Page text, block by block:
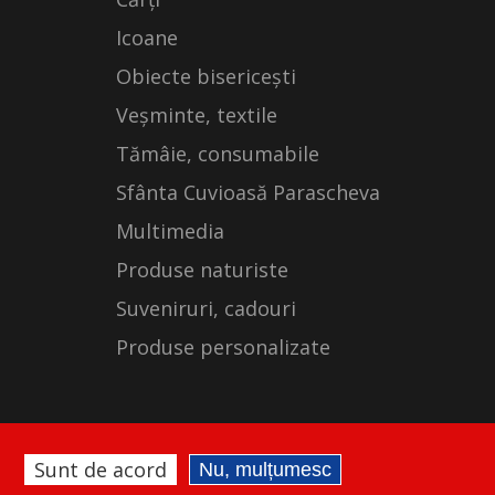
Icoane
Obiecte bisericești
Veșminte, textile
Tămâie, consumabile
Sfânta Cuvioasă Parascheva
Multimedia
Produse naturiste
Suveniruri, cadouri
Produse personalizate
Sunt de acord Nu, mulțumesc